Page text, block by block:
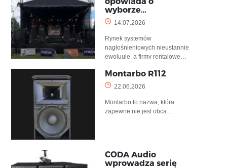
wyborze…
14.07.2026
Rynek systemów
nagłośnieniowych nieustannie
ewoluuje, a firmy rentalowe…
Montarbo R112
22.06.2026
Montarbo to nazwa, która
zapewne nie jest obca…
CODA Audio
wprowadza serię